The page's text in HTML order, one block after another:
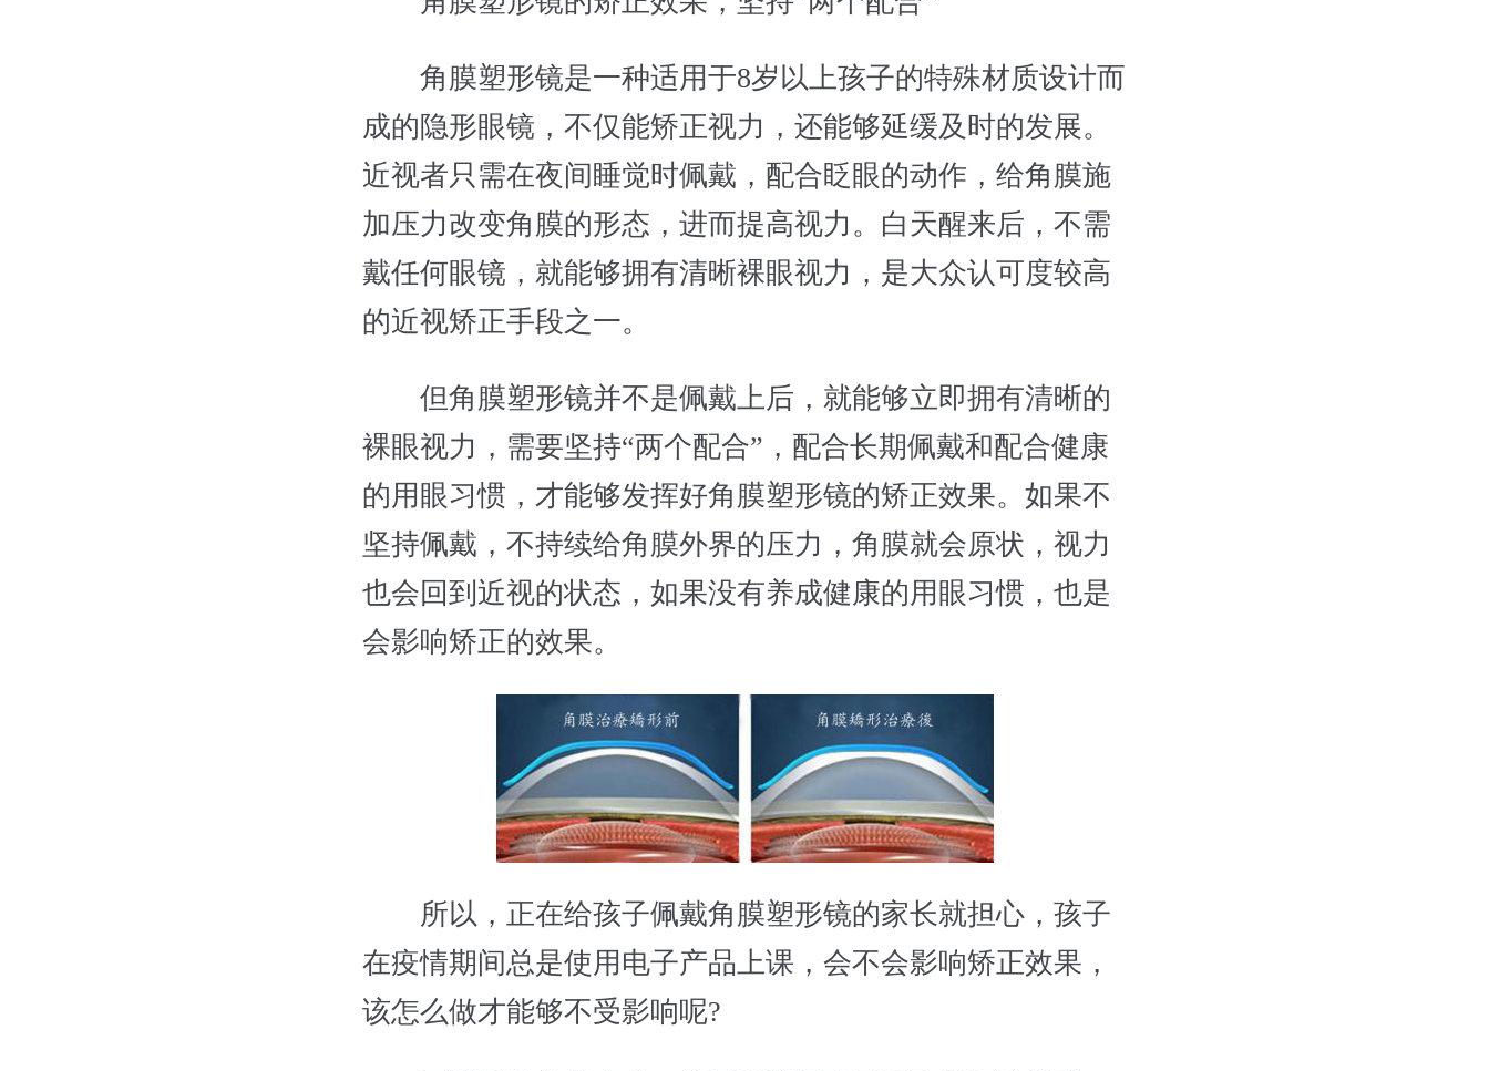
角膜塑形镜是一种适用于8岁以上孩子的特殊材质设计而
成的隐形眼镜，不仅能矫正视力，还能够延缓及时的发展。
近视者只需在夜间睡觉时佩戴，配合眨眼的动作，给角膜施
加压力改变角膜的形态，进而提高视力。白天醒来后，不需
戴任何眼镜，就能够拥有清晰裸眼视力，是大众认可度较高
的近视矫正手段之一。
但角膜塑形镜并不是佩戴上后，就能够立即拥有清晰的
裸眼视力，需要坚持“两个配合”，配合长期佩戴和配合健康
的用眼习惯，才能够发挥好角膜塑形镜的矫正效果。如果不
坚持佩戴，不持续给角膜外界的压力，角膜就会原状，视力
也会回到近视的状态，如果没有养成健康的用眼习惯，也是
会影响矫正的效果。
所以，正在给孩子佩戴角膜塑形镜的家长就担心，孩子
在疫情期间总是使用电子产品上课，会不会影响矫正效果，
该怎么做才能够不受影响呢?